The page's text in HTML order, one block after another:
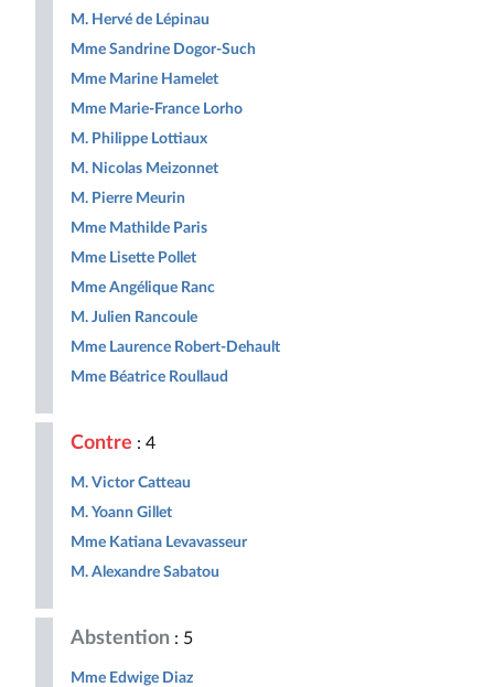
M. Hervé de Lépinau
Mme Sandrine Dogor-Such
Mme Marine Hamelet
Mme Marie-France Lorho
M. Philippe Lottiaux
M. Nicolas Meizonnet
M. Pierre Meurin
Mme Mathilde Paris
Mme Lisette Pollet
Mme Angélique Ranc
M. Julien Rancoule
Mme Laurence Robert-Dehault
Mme Béatrice Roullaud
Contre : 4
M. Victor Catteau
M. Yoann Gillet
Mme Katiana Levavasseur
M. Alexandre Sabatou
Abstention : 5
Mme Edwige Diaz